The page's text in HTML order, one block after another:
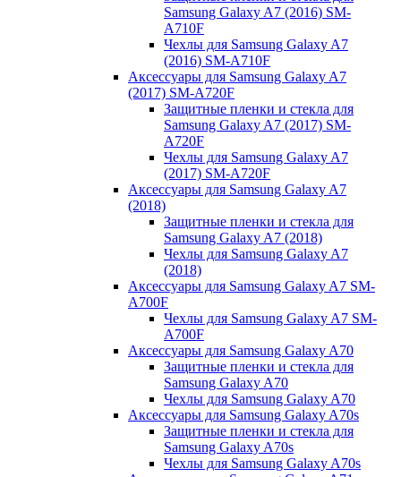
Samsung Galaxy A7 (2016) SM-
A710F
Чехлы для Samsung Galaxy A7
(2016) SM-A710F
Аксессуары для Samsung Galaxy A7
(2017) SM-A720F
Защитные пленки и стекла для
Samsung Galaxy A7 (2017) SM-
A720F
Чехлы для Samsung Galaxy A7
(2017) SM-A720F
Аксессуары для Samsung Galaxy A7
(2018)
Защитные пленки и стекла для
Samsung Galaxy A7 (2018)
Чехлы для Samsung Galaxy A7
(2018)
Аксессуары для Samsung Galaxy A7 SM-
A700F
Чехлы для Samsung Galaxy A7 SM-
A700F
Аксессуары для Samsung Galaxy A70
Защитные пленки и стекла для
Samsung Galaxy A70
Чехлы для Samsung Galaxy A70
Аксессуары для Samsung Galaxy A70s
Защитные пленки и стекла для
Samsung Galaxy A70s
Чехлы для Samsung Galaxy A70s